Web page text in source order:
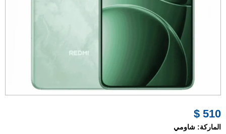
510 $
الماركة: شاومي